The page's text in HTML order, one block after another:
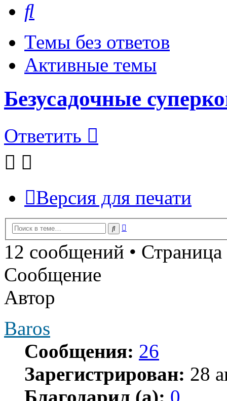
Темы без ответов
Активные темы
Безусадочные
Ответить
Версия для печати
Поиск
12 сообщений • Страница
Сообщение
Автор
Baros
Сообщения: 26
Зарегистрирован: 28
Благодарил (а): 0